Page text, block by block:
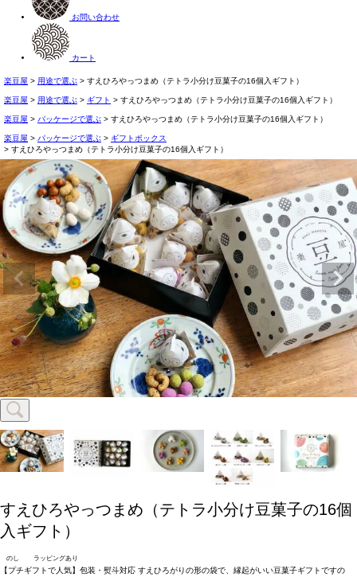
お問い合わせ
カート
楽豆屋 用途で選ぶ すえひろやっつまめ（テトラ小分け豆菓子の16個入ギフト）
楽豆屋 用途で選ぶ ギフト すえひろやっつまめ（テトラ小分け豆菓子の16個入ギフト）
楽豆屋 パッケージで選ぶ すえひろやっつまめ（テトラ小分け豆菓子の16個入ギフト）
楽豆屋 パッケージで選ぶ
ギフトボックス
すえひろやっつまめ（テトラ小分け豆菓子の16個入ギフト）
すえひろやっつまめ（テトラ小分け豆菓子の16個
入ギフト）
のし ラッピングあり
【プチギフトで人気】包装・熨斗対応 すえひろがりの形の袋で、縁起がいい豆菓子ギフトですの